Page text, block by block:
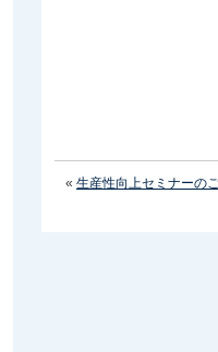
« 生産性向上セミナーの